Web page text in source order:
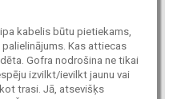
kabelis būtu pietiekams,
Kas attiecas
Gofra nodrošina ne tikai
izvilkt/ievilkt jaunu vai
trasi. Jā, atsevišķs